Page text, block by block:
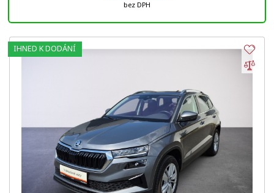
bez DPH
IHNED K DODÁNÍ